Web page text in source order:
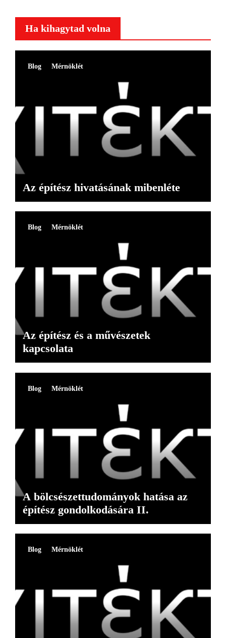
Ha kihagytad volna
Blog Mérnöklét
Az építész hivatásának mibenléte
Blog Mérnöklét
Az építész és a művészetek
kapcsolata
Blog Mérnöklét
A bölcsészettudományok hatása az
építész gondolkodására II.
Blog Mérnöklét